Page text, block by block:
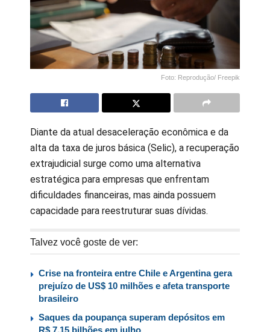
Foto: Reprodução/ Freepik
Diante da atual desaceleração econômica e da
alta da taxa de juros básica (Selic), a recuperação
extrajudicial surge como uma alternativa
estratégica para empresas que enfrentam
dificuldades financeiras, mas ainda possuem
capacidade para reestruturar suas dívidas.
Talvez você goste de ver:
Crise na fronteira entre Chile e Argentina gera
prejuízo de US$ 10 milhões e afeta transporte
brasileiro
Saques da poupança superam depósitos em
R$ 7,15 bilhões em julho